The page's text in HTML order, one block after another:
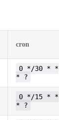
cron
0 */30 * *
* ?
0 */15 * *
* ?